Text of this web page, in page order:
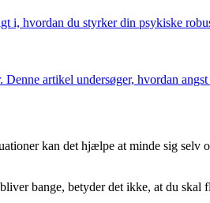
hvordan du styrker din psykiske
artikel undersøger, hvordan
kan det hjælpe at minde sig
bange, betyder det ikke, at du